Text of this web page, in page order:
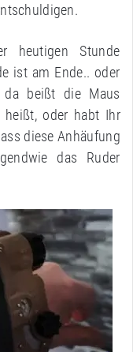
heutigen Stunde
ist am Ende.. oder
da beißt die Maus
heißt, oder habt Ihr
diese Anhäufung
das Ruder